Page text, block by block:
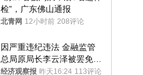
检”，广东佛山通报
北青网 12小时前 208评论
因严重违纪违法 金融监管
总局原局长李云泽被罢免全
国人大代表
经济观察报 昨天16:24 113评论